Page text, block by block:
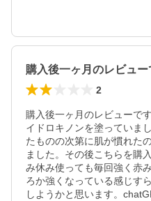
2
購入後一ヶ月のレビューで
イドロキノンを塗っていま
たものの次第に肌が慣れた
ました。その後こちらを購
み休み使っても毎回強く赤
ろか強くなっている感じす
しようかと思います。